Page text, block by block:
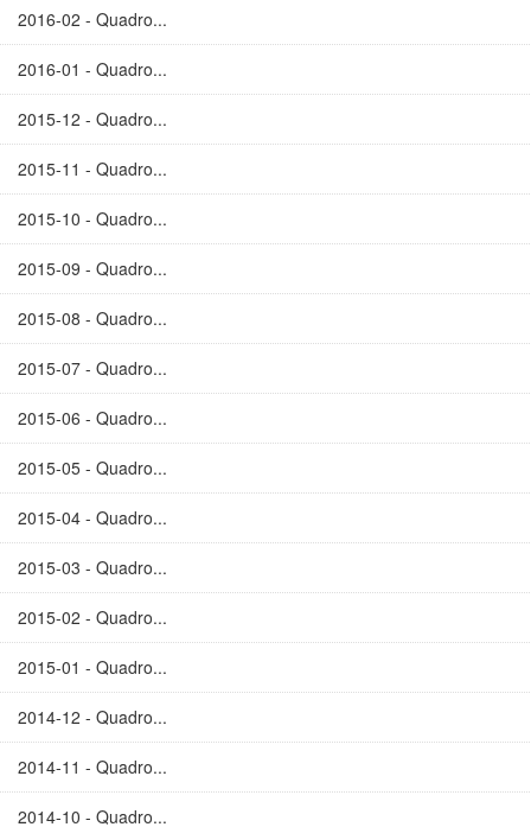
2016-02 - Quadro...
2016-01 - Quadro...
2015-12 - Quadro...
2015-11 - Quadro...
2015-10 - Quadro...
2015-09 - Quadro...
2015-08 - Quadro...
2015-07 - Quadro...
2015-06 - Quadro...
2015-05 - Quadro...
2015-04 - Quadro...
2015-03 - Quadro...
2015-02 - Quadro...
2015-01 - Quadro...
2014-12 - Quadro...
2014-11 - Quadro...
2014-10 - Quadro...